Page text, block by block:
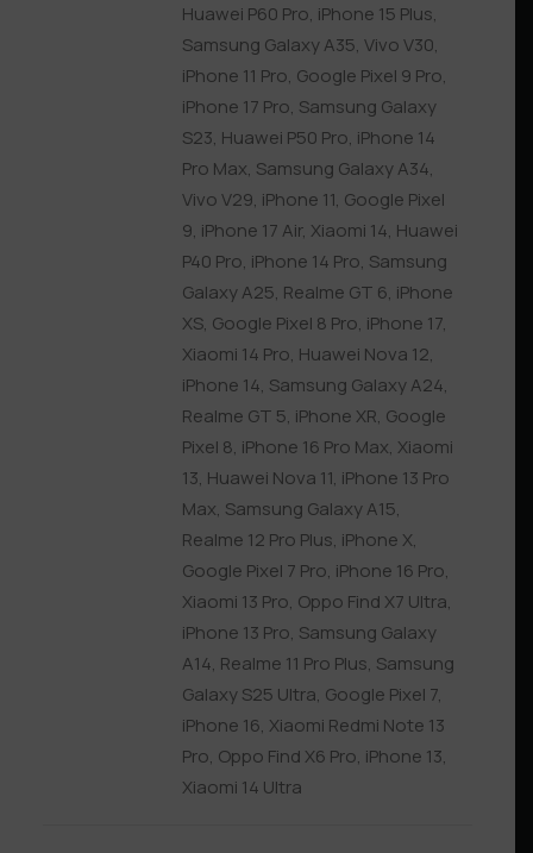
Huawei P60 Pro, iPhone 15 Plus,
Samsung Galaxy A35, Vivo V30,
iPhone 11 Pro, Google Pixel 9 Pro,
iPhone 17 Pro, Samsung Galaxy
S23, Huawei P50 Pro, iPhone 14
Pro Max, Samsung Galaxy A34,
Vivo V29, iPhone 11, Google Pixel
9, iPhone 17 Air, Xiaomi 14, Huawei
P40 Pro, iPhone 14 Pro, Samsung
Galaxy A25, Realme GT 6, iPhone
XS, Google Pixel 8 Pro, iPhone 17,
Xiaomi 14 Pro, Huawei Nova 12,
iPhone 14, Samsung Galaxy A24,
Realme GT 5, iPhone XR, Google
Pixel 8, iPhone 16 Pro Max, Xiaomi
13, Huawei Nova 11, iPhone 13 Pro
Max, Samsung Galaxy A15,
Realme 12 Pro Plus, iPhone X,
Google Pixel 7 Pro, iPhone 16 Pro,
Xiaomi 13 Pro, Oppo Find X7 Ultra,
iPhone 13 Pro, Samsung Galaxy
A14, Realme 11 Pro Plus, Samsung
Galaxy S25 Ultra, Google Pixel 7,
iPhone 16, Xiaomi Redmi Note 13
Pro, Oppo Find X6 Pro, iPhone 13,
Xiaomi 14 Ultra